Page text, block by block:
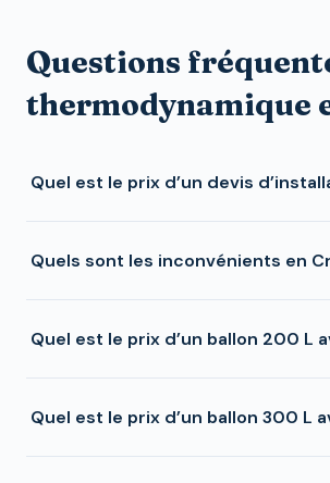
Questions
thermodynamique
Quel est le prix d’un devis
Quels sont les inconvénients en
Quel est le prix d’un ballon 200 L
Quel est le prix d’un ballon 300 L